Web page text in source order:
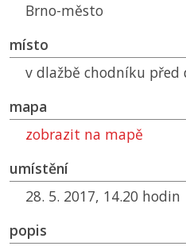
Brno-město
místo
v dlažbě chodníku před
mapa
zobrazit na mapě
umístění
28. 5. 2017, 14.20 hodin
popis